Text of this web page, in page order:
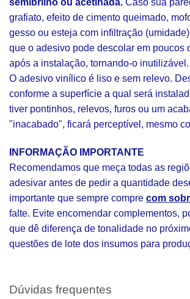
semibrilho ou acetinada. Caso sua
grafiato, efeito de cimento queimado,
gesso ou esteja com infiltração
que o adesivo pode descolar em poucos
após a instalação, tornando-o inutilizável.
O adesivo vinílico é liso e sem relevo.
conforme a superfície a qual será
tiver pontinhos, relevos, furos ou um
"inacabado", ficará perceptível, mesmo
INFORMAÇÃO IMPORTANTE
Recomendamos que meça todas as
adesivar antes de pedir a quantidade
importante que sempre compre com
falte. Evite encomendar complementos,
que dê diferença de tonalidade no
questões de lote dos insumos para
Dúvidas frequentes